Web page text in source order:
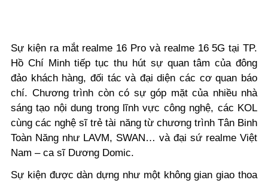
Sự kiện ra mắt realme 16 Pro và realme 16 5G tại TP.
Hồ Chí Minh tiếp tục thu hút sự quan tâm của đông
đảo khách hàng, đối tác và đại diện các cơ quan báo
chí. Chương trình còn có sự góp mặt của nhiều nhà
sáng tạo nội dung trong lĩnh vực công nghệ, các KOL
cùng các nghệ sĩ trẻ tài năng từ chương trình Tân Binh
Toàn Năng như LAVM, SWAN… và đại sứ realme Việt
Nam – ca sĩ Dương Domic.
Sự kiện được dàn dựng như một không gian giao thoa